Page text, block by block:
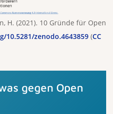
H. (2021). 10 Gründe für Open
10.5281/zenodo.4643859 (CC
gegen Open